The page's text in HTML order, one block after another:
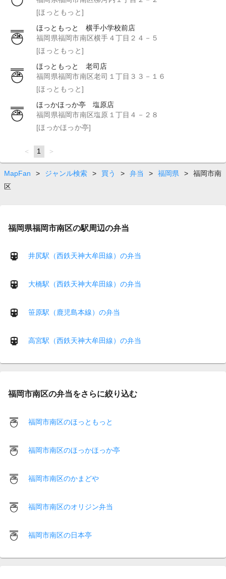
[ほっともっと]
ほっともっと 横手小学校前店
福岡県福岡市南区横手４丁目２４－５
[ほっともっと]
ほっともっと 老司店
福岡県福岡市南区老司１丁目３３－１６
[ほっともっと]
ほっかほっか亭 塩原店
福岡県福岡市南区塩原１丁目４－２８
[ほっかほっか亭]
page
You're
on
page
1 page
MapFan > ジャンル検索 > 買う > 弁当 > 福岡県 >
福岡市南
区
福岡県福岡市南区の駅周辺の弁当
井尻駅（西鉄天神大牟田線）の弁当
大橋駅（西鉄天神大牟田線）の弁当
笹原駅（鹿児島本線）の弁当
高宮駅（西鉄天神大牟田線）の弁当
福岡市南区の弁当をさらに絞り込む
福岡市南区のほっともっと
福岡市南区のほっかほっか亭
福岡市南区のかまどや
福岡市南区のオリジン弁当
福岡市南区の日本亭